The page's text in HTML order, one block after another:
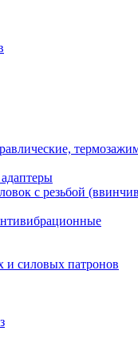
с резьбой
и силовых патронов